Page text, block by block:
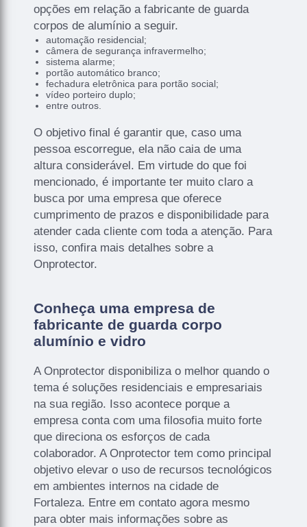
opções em relação a fabricante de guarda
corpos de alumínio a seguir.
automação residencial;
câmera de segurança infravermelho;
sistema alarme;
portão automático branco;
fechadura eletrônica para portão social;
vídeo porteiro duplo;
entre outros.
O objetivo final é garantir que, caso uma
pessoa escorregue, ela não caia de uma
altura considerável. Em virtude do que foi
mencionado, é importante ter muito claro a
busca por uma empresa que oferece
cumprimento de prazos e disponibilidade para
atender cada cliente com toda a atenção. Para
isso, confira mais detalhes sobre a
Onprotector.
Conheça uma empresa de
fabricante de guarda corpo
alumínio e vidro
A Onprotector disponibiliza o melhor quando o
tema é soluções residenciais e empresariais
na sua região. Isso acontece porque a
empresa conta com uma filosofia muito forte
que direciona os esforços de cada
colaborador. A Onprotector tem como principal
objetivo elevar o uso de recursos tecnológicos
em ambientes internos na cidade de
Fortaleza. Entre em contato agora mesmo
para obter mais informações sobre as